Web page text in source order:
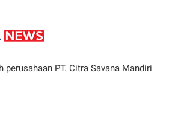
perusahaan PT. Citra Savana Mandiri